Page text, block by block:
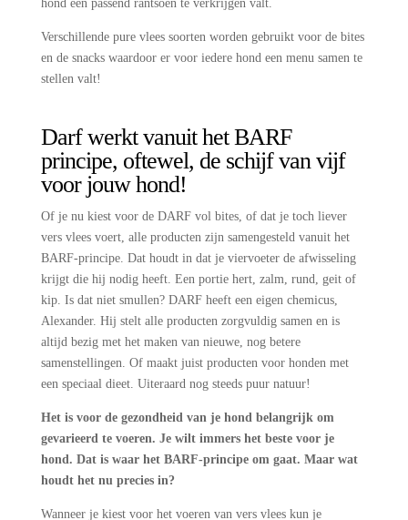
hond een passend rantsoen te verkrijgen valt.
Verschillende pure vlees soorten worden gebruikt voor de bites
en de snacks waardoor er voor iedere hond een menu samen te
stellen valt!
Darf werkt vanuit het BARF
principe, oftewel, de schijf van vijf
voor jouw hond!
Of je nu kiest voor de DARF vol bites, of dat je toch liever
vers vlees voert, alle producten zijn samengesteld vanuit het
BARF-principe. Dat houdt in dat je viervoeter de afwisseling
krijgt die hij nodig heeft. Een portie hert, zalm, rund, geit of
kip. Is dat niet smullen? DARF heeft een eigen chemicus,
Alexander. Hij stelt alle producten zorgvuldig samen en is
altijd bezig met het maken van nieuwe, nog betere
samenstellingen. Of maakt juist producten voor honden met
een speciaal dieet. Uiteraard nog steeds puur natuur!
Het is voor de gezondheid van je hond belangrijk om
gevarieerd te voeren. Je wilt immers het beste voor je
hond. Dat is waar het BARF-principe om gaat. Maar wat
houdt het nu precies in?
Wanneer je kiest voor het voeren van vers vlees kun je